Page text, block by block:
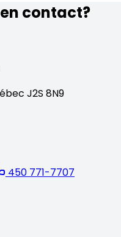
contact?
J2S 8N9
450 771-7707